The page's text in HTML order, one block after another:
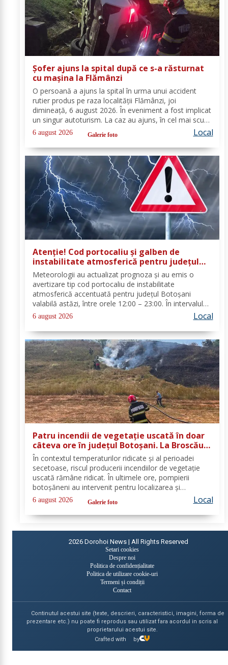
Șofer ajuns la spital după ce s-a răsturnat
cu mașina la Flămânzi
O persoană a ajuns la spital în urma unui accident
rutier produs pe raza localității Flămânzi, joi
dimineață, 6 august 2026. În eveniment a fost implicat
un singur autoturism. La caz au ajuns, în cel mai scurt
timp, pompierii din cadrul Punctului de Lucru Flămânzi,
cu o autospecială de stingere și...
6 august 2026 Galerie foto Local
Atenție! Cod portocaliu și galben de
instabilitate atmosferică pentru județul
Botoșani
Meteorologii au actualizat prognoza și au emis o
avertizare tip cod portocaliu de instabilitate
atmosferică accentuată pentru județul Botoșani
valabilă astăzi, între orele 12:00 – 23:00. În intervalul
menționat vor fi perioade cu instabilitate atmosferică
accentuată ce se va manifesta prin...
6 august 2026 Local
Patru incendii de vegetație uscată în doar
câteva ore în județul Botoșani. La Broscăuți
a ars un hectar de vegetație
În contextul temperaturilor ridicate și al perioadei
secetoase, riscul producerii incendiilor de vegetație
uscată rămâne ridicat. În ultimele ore, pompierii
botoșăneni au intervenit pentru localizarea și
lichidarea a patru incendii de vegetație uscată,
produse în următoarele localități: Broscăuți –...
6 august 2026 Galerie foto Local
2026 Dorohoi News | All Rights Reserved
Setari cookies
Despre noi
Politica de confidențialitate
Politica de utilizare cookie-uri
Termeni și condiții
Contact
Continutul acestui site (texte, descrieri, caracteristici, imagini, forma de
prezentare etc.) nu poate fi reprodus sau utilizat fara acordul in scris al
proprietarului acestui site.
Crafted with
by